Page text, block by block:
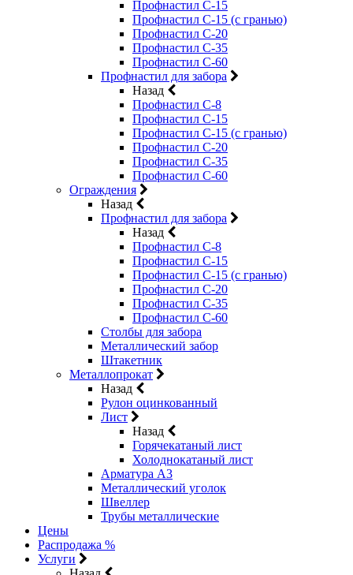
Профнастил С-15
Профнастил С-15 (с гранью)
Профнастил С-20
Профнастил С-35
Профнастил С-60
Профнастил для забора
Назад
Профнастил С-8
Профнастил С-15
Профнастил С-15 (с гранью)
Профнастил С-20
Профнастил С-35
Профнастил С-60
Ограждения
Назад
Профнастил для забора
Назад
Профнастил С-8
Профнастил С-15
Профнастил С-15 (с гранью)
Профнастил С-20
Профнастил С-35
Профнастил С-60
Столбы для забора
Металлический забор
Штакетник
Металлопрокат
Назад
Рулон оцинкованный
Лист
Назад
Горячекатаный лист
Холоднокатаный лист
Арматура А3
Металлический уголок
Швеллер
Трубы металлические
Цены
Распродажа %
Услуги